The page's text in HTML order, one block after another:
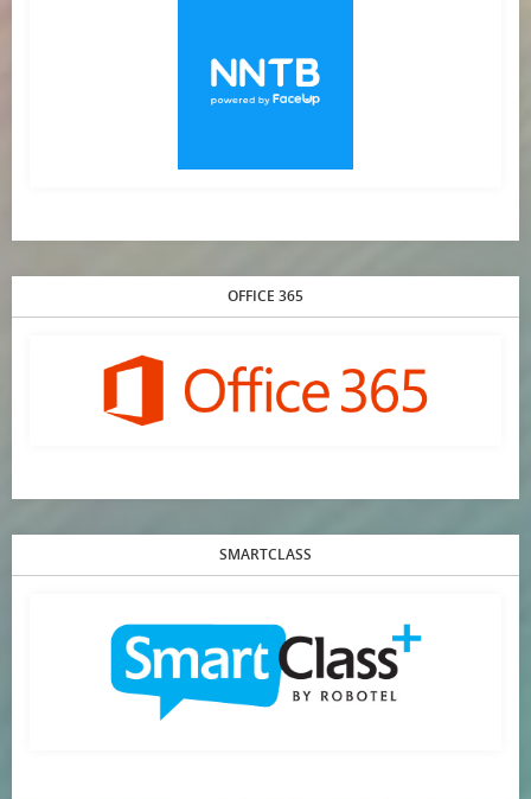
OFFICE 365
SMARTCLASS